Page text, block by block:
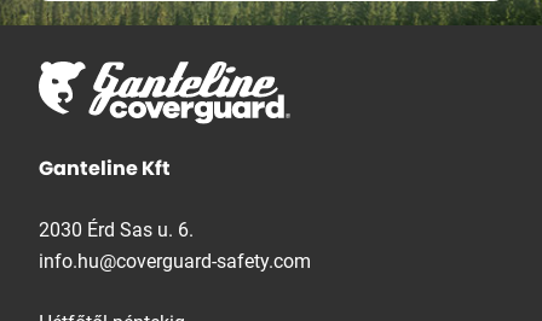
Ganteline Kft
2030 Érd Sas u. 6.
info.hu@coverguard-safety.com